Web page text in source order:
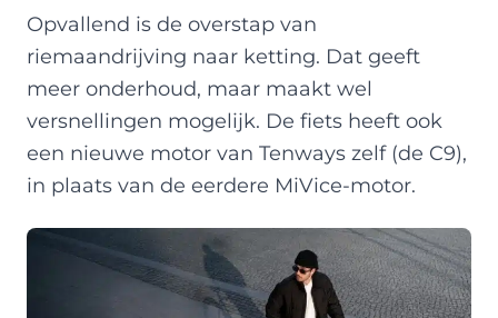
Opvallend is de overstap van
riemaandrijving naar ketting. Dat geeft
meer onderhoud, maar maakt wel
versnellingen mogelijk. De fiets heeft ook
een nieuwe motor van Tenways zelf (de C9),
in plaats van de eerdere MiVice-motor.